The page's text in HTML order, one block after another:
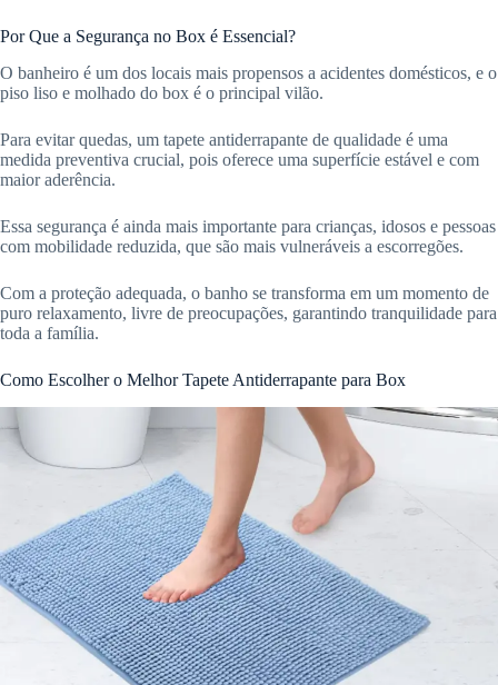
Por Que a Segurança no Box é Essencial?
O banheiro é um dos locais mais propensos a acidentes domésticos, e o
piso liso e molhado do box é o principal vilão.
Para evitar quedas, um tapete antiderrapante de qualidade é uma
medida preventiva crucial, pois oferece uma superfície estável e com
maior aderência.
Essa segurança é ainda mais importante para crianças, idosos e pessoas
com mobilidade reduzida, que são mais vulneráveis a escorregões.
Com a proteção adequada, o banho se transforma em um momento de
puro relaxamento, livre de preocupações, garantindo tranquilidade para
toda a família.
Como Escolher o Melhor Tapete Antiderrapante para Box